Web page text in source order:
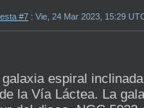
#7 : Vie, 24 Mar 2023, 15:29
espiral
la Vía Láctea. La